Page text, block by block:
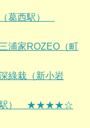
葛西駅）
浦家ROZEO（町
綠栽（新小岩
屋駅） ★★★★☆